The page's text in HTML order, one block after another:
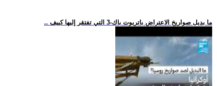
.. ما بديل صواريخ الاعتراض باتريوت باك-3 التي تفتقر إليها كييف